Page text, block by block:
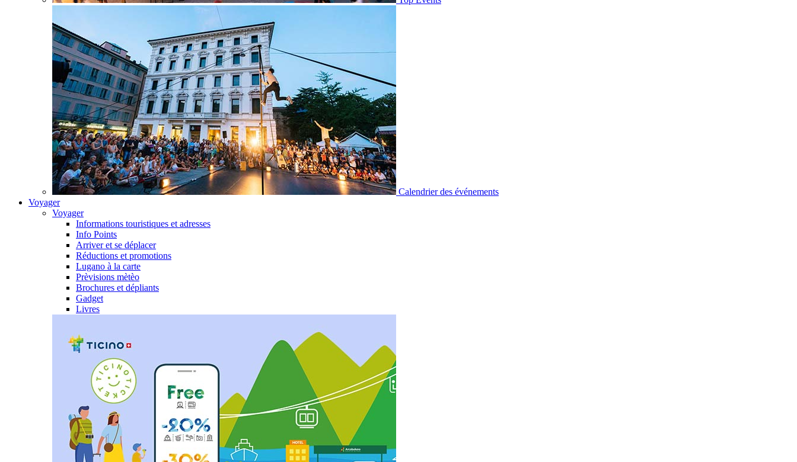
Calendrier des événements
Voyager
Voyager
Informations touristiques et adresses
Info Points
Arriver et se déplacer
Réductions et promotions
Lugano à la carte
Prèvisions mètèo
Brochures et dépliants
Gadget
Livres